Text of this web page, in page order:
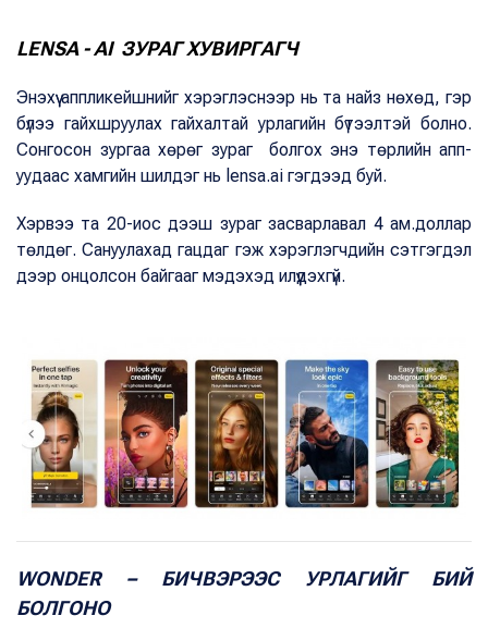
LENSA - AI ЗУРАГ ХУВИРГАГЧ
Энэхүү аппликейшнийг хэрэглэснээр нь та найз нөхөд, гэр
бүлээ гайхшруулах гайхалтай урлагийн бүтээлтэй болно.
Сонгосон зургаа хөрөг зураг болгох энэ төрлийн апп-
уудаас хамгийн шилдэг нь lensa.ai гэгдээд буй.
Хэрвээ та 20-иос дээш зураг засварлавал 4 ам.доллар
төлдөг. Сануулахад гацдаг гэж хэрэглэгчдийн сэтгэгдэл
дээр онцолсон байгааг мэдэхэд илүүдэхгүй.
WONDER – БИЧВЭРЭЭС УРЛАГИЙГ БИЙ
БОЛГОНО